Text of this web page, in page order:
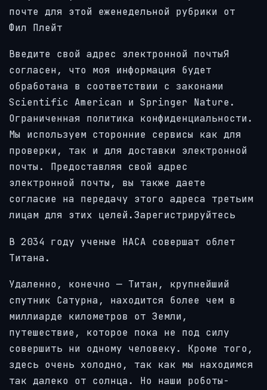
почте для этой еженедельной рубрики от
Фил Плейт
Введите свой адрес электронной почтыЯ
согласен, что моя информация будет
обработана в соответствии с законами
Scientific American и Springer Nature.
Ограниченная политика конфиденциальности.
Мы используем сторонние сервисы как для
проверки, так и для доставки электронной
почты. Предоставляя свой адрес
электронной почты, вы также даете
согласие на передачу этого адреса третьим
лицам для этих целей.Зарегистрируйтесь
В 2034 году ученые НАСА совершат облет
Титана.
Удаленно, конечно — Титан, крупнейший
спутник Сатурна, находится более чем в
миллиарде километров от Земли,
путешествие, которое пока не под силу
совершить ни одному человеку. Кроме того,
здесь очень холодно, так как мы находимся
так далеко от солнца. Но наши роботы-